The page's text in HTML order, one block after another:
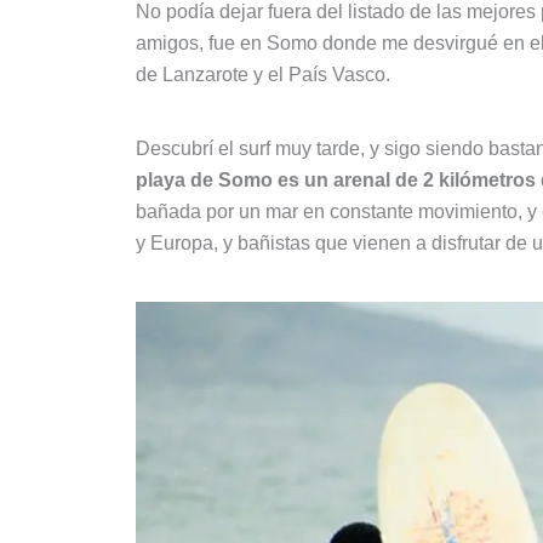
No podía dejar fuera del listado de las
amigos, fue en Somo donde me desvirgué en
de Lanzarote y el País Vasco.
Descubrí el surf muy tarde, y sigo siendo
playa de Somo es un arenal de 2
bañada por un mar en constante movimiento,
y Europa, y bañistas que vienen a disfrutar de